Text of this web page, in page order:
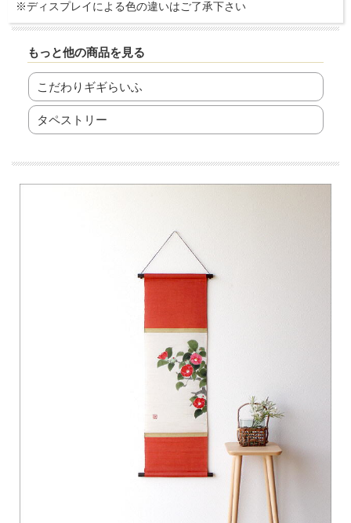
※ディスプレイによる色の違いはご了承下さい
もっと他の商品を見る
こだわりギギらいふ
タペストリー